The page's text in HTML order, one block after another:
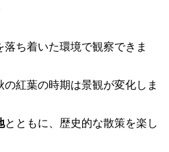
落ち着いた環境で観察できま
の紅葉の時期は景観が変化しま
とともに、歴史的な散策を楽し